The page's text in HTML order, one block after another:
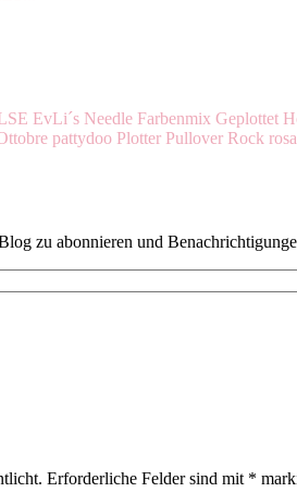
EvLi´s Needle Farbenmix Geplottet
pattydoo Plotter Pullover Rock
zu abonnieren und
Erforderliche Felder sind mit *